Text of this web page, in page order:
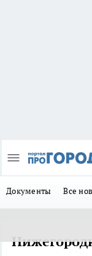
Документы Все